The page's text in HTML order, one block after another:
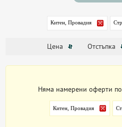
Китен, Провадия
Цена Отстъпка
Няма намерени оферти
Китен, Провадия